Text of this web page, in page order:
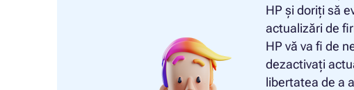
HP și doriți să
actualizări de
HP vă va fi de
dezactivați
libertatea de a